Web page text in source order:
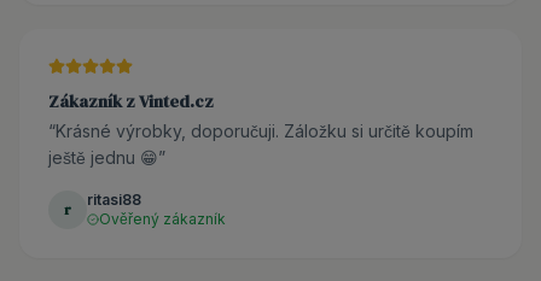
Zákazník z Vinted.cz
“Krásné výrobky, doporučuji. Záložku si určitě koupím
ještě jednu 😁”
r
ritasi88
Ověřený zákazník